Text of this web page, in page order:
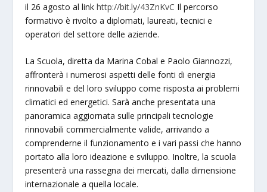
il 26 agosto al linkhttp://bit.ly/43ZnKvC Il percorso
formativo è rivolto a diplomati, laureati, tecnici e
operatori del settore delle aziende.
La Scuola, diretta da Marina Cobal e Paolo Giannozzi,
affronterà i numerosi aspetti delle fonti di energia
rinnovabili e del loro sviluppo come risposta ai problemi
climatici ed energetici. Sarà anche presentata una
panoramica aggiornata sulle principali tecnologie
rinnovabili commercialmente valide, arrivando a
comprenderne il funzionamento e i vari passi che hanno
portato alla loro ideazione e sviluppo. Inoltre, la scuola
presenterà una rassegna dei mercati, dalla dimensione
internazionale a quella locale.